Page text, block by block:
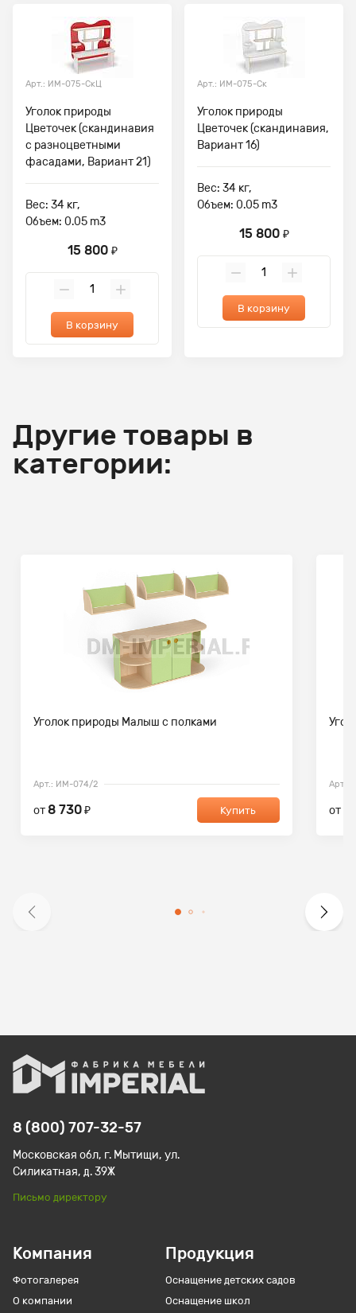
Арт.: ИМ-075-СкЦ
Уголок природы
Цветочек (скандинавия
с разноцветными
фасадами, Вариант 21)
Вес: 34 кг,
Объем: 0.05 m3
15 800 ₽
В корзину
Арт.: ИМ-075-Ск
Уголок природы
Цветочек (скандинавия,
Вариант 16)
Вес: 34 кг,
Объем: 0.05 m3
15 800 ₽
В корзину
Другие товары в
категории:
Уголок природы Малыш с полками
Арт.: ИМ-074/2
от8 730₽ Купить
Арт.:
от
Компания
Фотогалерея
О компании
Продукция
Оснащение детских садов
Оснащение школ
8 (800) 707-32-57
Московская обл, г. Мытищи, ул.
Силикатная, д. 39Ж
Письмо директору